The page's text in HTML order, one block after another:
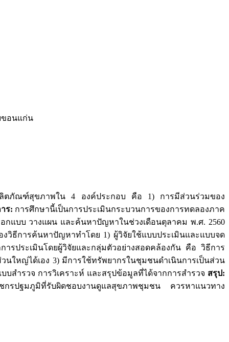
ขอนแก่น
ผลิตภัณฑ์สุขภาพใน 4 องค์ประกอบ คือ 1) การมีส่วนร่วมของ
ร: การศึกษานี้เป็นการประเมินกระบวนการของการทดลองภาค
แบบ วางแผน และค้นหาปัญหาในช่วงเดือนตุลาคม พ.ศ. 2560
วิธีการค้นหาปัญหาทำโดย 1) ผู้วิจัยใช้แบบประเมินและแบบจด
ารประเมินโดยผู้วิจัยและกลุ่มตัวอย่างสอดคล้องกัน คือ วิธีการ
ใหญ่ได้เอง 3) มีการใช้ทรัพยากรในชุมชนดำเนินการเป็นส่วน
ำรวจ การวิเคราะห์ และสรุปข้อมูลที่ได้จากการสำรวจ สรุป:
กรปฐมภูมิที่รับผิดชอบงานดูแลสุขภาพชุมชน ควรหาแนวทาง